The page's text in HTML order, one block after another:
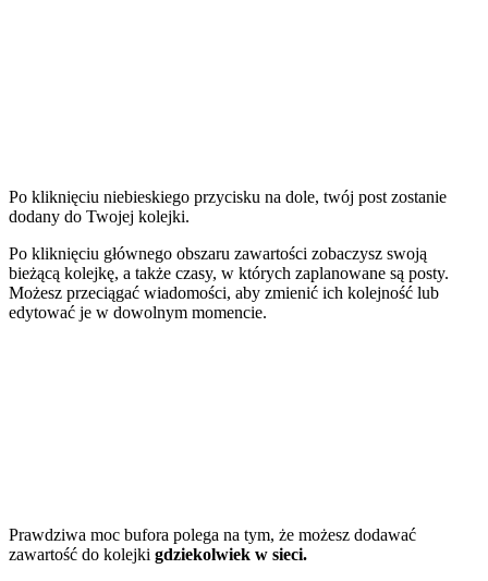
Po kliknięciu niebieskiego przycisku na dole, twój post zostanie
dodany do Twojej kolejki.
Po kliknięciu głównego obszaru zawartości zobaczysz swoją
bieżącą kolejkę, a także czasy, w których zaplanowane są posty.
Możesz przeciągać wiadomości, aby zmienić ich kolejność lub
edytować je w dowolnym momencie.
Prawdziwa moc bufora polega na tym, że możesz dodawać
zawartość do kolejki gdziekolwiek w sieci.